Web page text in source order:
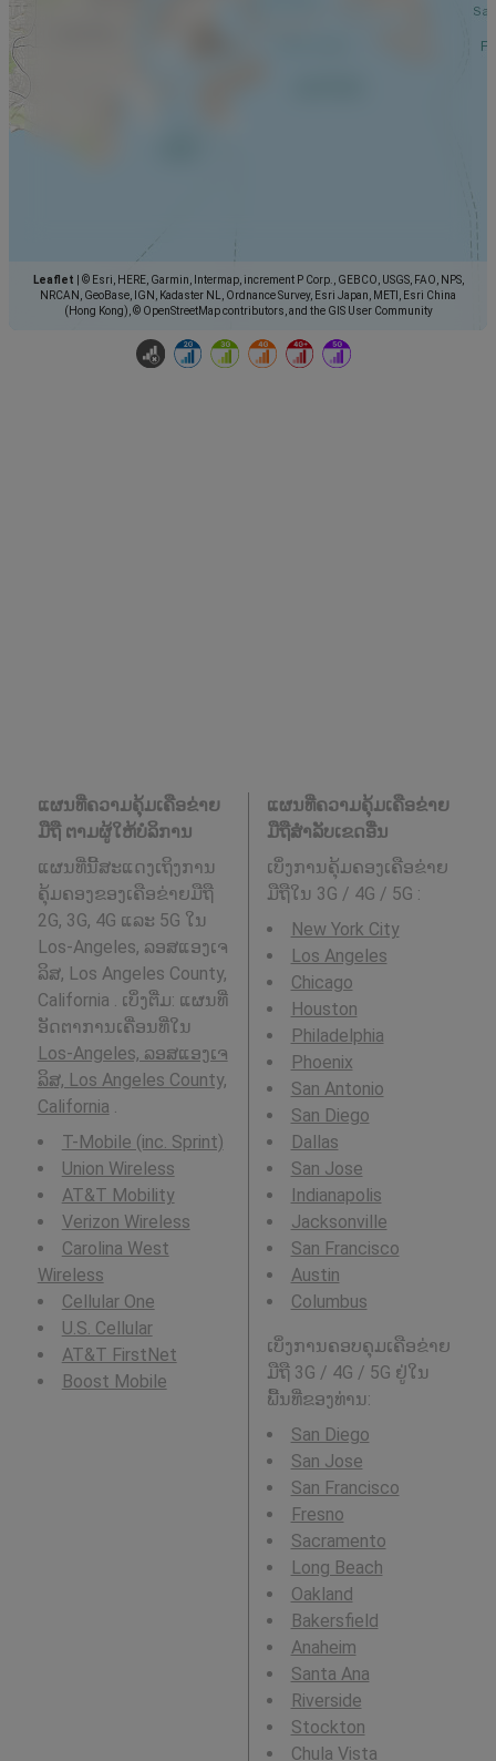
Leaflet
© Esri, HERE, Garmin, Intermap, increment P Corp., GEBCO, USGS, FAO, NPS,
NRCAN, GeoBase, IGN, Kadaster NL, Ordnance Survey, Esri Japan, METI, Esri China
(Hong Kong), © OpenStreetMap contributors, and the GIS User Community
ແຜນທີ່ຄວາມຄຸ້ມເຄືອຂ່າຍ
ມືຖື ຕາມຜູ້ໃຫ້ບໍລິການ
ແຜນທີ່ນີ້ສະແດງເຖິງການ
ຄຸ້ມຄອງຂອງເຄືອຂ່າຍມືຖື
2G, 3G, 4G ແລະ 5G ໃນ
Los-Angeles, ລອສແອງເຈ
ລິສ, Los Angeles County,
California . ເບິ່ງຕື່ມ: ແຜນທີ່
ອັດຕາການເຄື່ອນທີ່ໃນ
Los-Angeles, ລອສແອງເຈ
ລິສ, Los Angeles County,
California .
T-Mobile (inc. Sprint)
Union Wireless
AT&T Mobility
Verizon Wireless
Carolina West
Wireless
Cellular One
U.S. Cellular
AT&T FirstNet
Boost Mobile
ແຜນທີ່ຄວາມຄຸ້ມເຄືອຂ່າຍ
ມືຖືສໍາລັບເຂດອື່ນ
ເບິ່ງການຄຸ້ມຄອງເຄືອຂ່າຍ
ມືຖືໃນ 3G / 4G / 5G :
New York City
Los Angeles
Chicago
Houston
Philadelphia
Phoenix
San Antonio
San Diego
Dallas
San Jose
Indianapolis
Jacksonville
San Francisco
Austin
Columbus
ເບິ່ງການຄອບຄຸມເຄືອຂ່າຍ
ມືຖື 3G / 4G / 5G ຢູ່ໃນ
ພື້ນທີ່ຂອງທ່ານ:
San Diego
San Jose
San Francisco
Fresno
Sacramento
Long Beach
Oakland
Bakersfield
Anaheim
Santa Ana
Riverside
Stockton
Chula Vista